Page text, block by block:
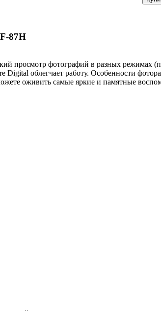
87H
просмотр фотографий в разных режимах
Digital облегчает работу. Особенности
оживить самые яркие и памятные